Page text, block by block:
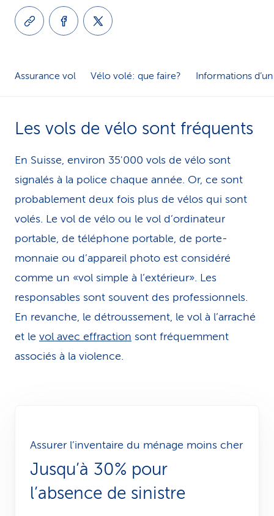
Assurance vol Vélo volé: que faire? Informations
Les vols de vélo sont fré­quents
En Suisse, environ 35'000 vols de vélo sont
signalés à la police chaque année. Or, ce sont
probablement deux fois plus de vélos qui sont
volés. Le vol de vélo ou le vol d’ordinateur
portable, de téléphone por­ta­ble, de porte-
monnaie ou d’appareil photo est considéré
comme un «vol simple à l’extérieur». Les
responsables sont souvent des professionnels.
En revanche, le détroussement, le vol à l’arraché
et le vol avec effraction sont fréquemment
associés à la violence.
Assurer l’inventaire du ménage moins cher
Jusqu’à 30% pour
l’absence de sinistre